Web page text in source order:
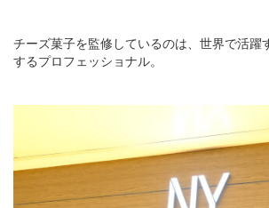
チーズ菓子を監修しているのは、世界で活躍
するプロフェッショナル。